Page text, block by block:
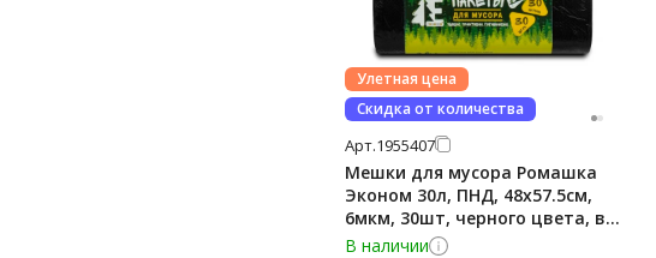
Улетная цена
Скидка от количества
Арт.1955407
Мешки для мусора Ромашка
Эконом 30л, ПНД, 48х57.5см,
6мкм, 30шт, черного цвета, в
рулоне
В наличии